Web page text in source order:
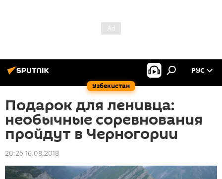
Узбекистан
РУС
Подарок для ленивца:
необычные соревнования
пройдут в Черногории
20:25 16.08.2018